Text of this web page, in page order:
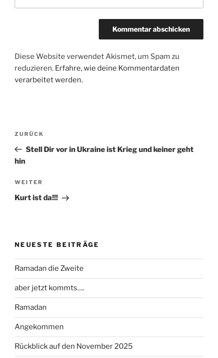
Diese Website verwendet Akismet, um Spam zu
reduzieren. Erfahre, wie deine Kommentardaten
verarbeitet werden.
Beitragsnavigation
Vorheriger
Beitrag
ZURÜCK
Stell Dir vor in Ukraine ist Krieg und keiner geht
hin
Nächster
Beitrag
WEITER
Kurt ist da!!!
NEUESTE BEITRÄGE
Ramadan die Zweite
aber jetzt kommts….
Ramadan
Angekommen
Rückblick auf den November 2025